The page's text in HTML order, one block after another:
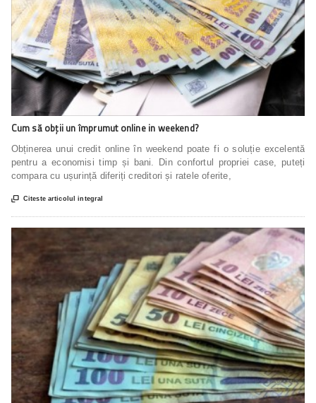
Cum să obții un împrumut online in weekend?
Obținerea unui credit online în weekend poate fi o soluție excelentă
pentru a economisi timp și bani. Din confortul propriei case, puteți
compara cu ușurință diferiți creditori și ratele oferite,
 Citeste articolul integral